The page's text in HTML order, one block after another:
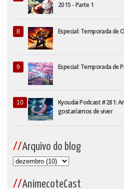
2015 - Parte 1
Especial: Temporada de
Especial: Temporada de
Kyoudai Podcast #281:
gostaríamos de viver
Arquivo do blog
AnimecoteCast